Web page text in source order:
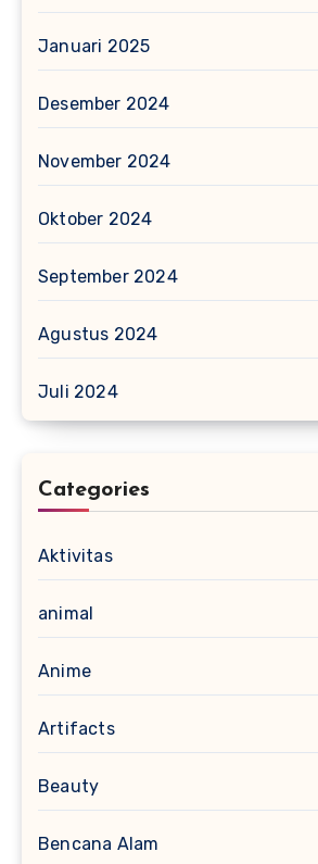
Januari 2025
Desember 2024
November 2024
Oktober 2024
September 2024
Agustus 2024
Juli 2024
Categories
Aktivitas
animal
Anime
Artifacts
Beauty
Bencana Alam